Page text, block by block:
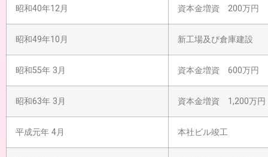
昭和40年12月 資本金増資 200万円
昭和49年10月 新工場及び倉庫建設
昭和55年 3月 資本金増資 600万円
昭和63年 3月 資本金増資 1,200万円
平成元年 4月 本社ビル竣工